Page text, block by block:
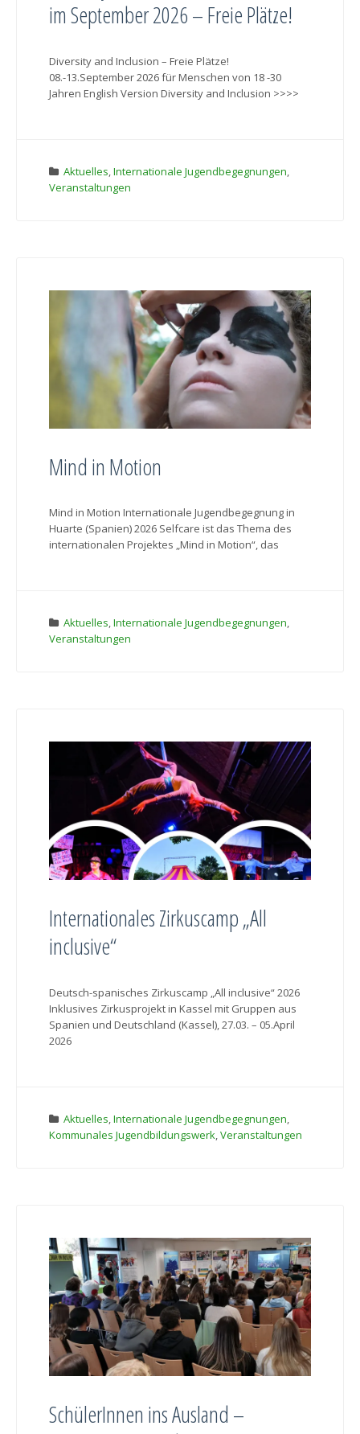
im September 2026 – Freie Plätze!
Diversity and Inclusion – Freie Plätze!
08.-13.September 2026 für Menschen von 18 -30
Jahren English Version Diversity and Inclusion >>>>
Aktuelles Internationale Jugendbegegnungen
Veranstaltungen
Mind in Motion
Mind in Motion Internationale Jugendbegegnung in
Huarte (Spanien) 2026 Selfcare ist das Thema des
internationalen Projektes „Mind in Motion“, das
Aktuelles,Internationale Jugendbegegnungen,
Veranstaltungen
Internationales Zirkuscamp „All
inclusive“
Deutsch-spanisches Zirkuscamp „All inclusive“ 2026
Inklusives Zirkusprojekt in Kassel mit Gruppen aus
Spanien und Deutschland (Kassel), 27.03. – 05.April
2026
Aktuelles,Internationale Jugendbegegnungen,
Kommunales Jugendbildungswerk,Veranstaltungen
SchülerInnen ins Ausland –